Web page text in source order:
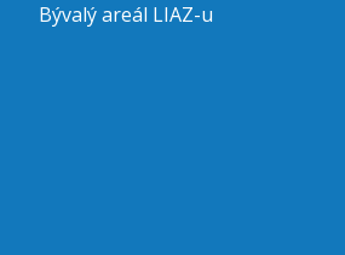
Bývalý areál LIAZ-u